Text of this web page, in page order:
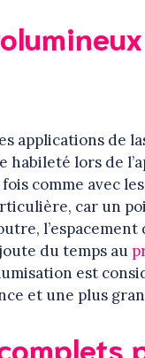
applications de
habileté lors de
comme avec
car un
du temps au
est
et une plus